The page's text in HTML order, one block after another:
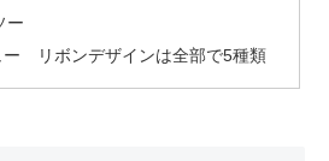
ー
ー リボンデザインは全部で5種類